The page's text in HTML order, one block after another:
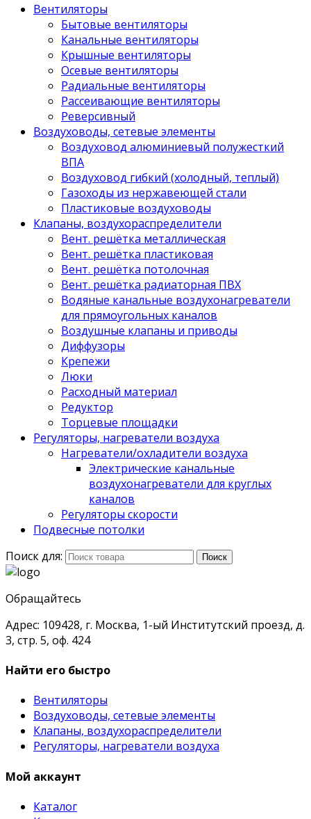
Вентиляторы
Бытовые вентиляторы
Канальные вентиляторы
Крышные вентиляторы
Осевые вентиляторы
Радиальные вентиляторы
Рассеивающие вентиляторы
Реверсивный
Воздуховоды, сетевые элементы
Воздуховод алюминиевый полужесткий
ВПА
Воздуховод гибкий (холодный, теплый)
Газоходы из нержавеющей стали
Пластиковые воздуховоды
Клапаны, воздухораспределители
Вент. решётка металлическая
Вент. решётка пластиковая
Вент. решётка потолочная
Вент. решётка радиаторная ПВХ
Водяные канальные воздухонагреватели
для прямоугольных каналов
Воздушные клапаны и приводы
Диффузоры
Крепежи
Люки
Расходный материал
Редуктор
Торцевые площадки
Регуляторы, нагреватели воздуха
Нагреватели/охладители воздуха
Электрические канальные
воздухонагреватели для круглых
каналов
Регуляторы скорости
Подвесные потолки
Поиск для:
Поиск
Обращайтесь
Адрес: 109428, г. Москва, 1-ый Институтский проезд, д.
3, стр. 5, оф. 424
Найти его быстро
Вентиляторы
Воздуховоды, сетевые элементы
Клапаны, воздухораспределители
Регуляторы, нагреватели воздуха
Мой аккаунт
Каталог